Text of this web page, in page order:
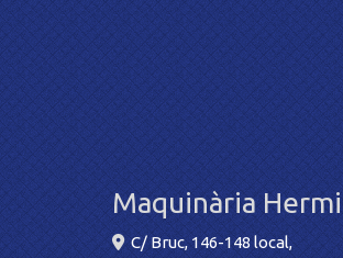
Maquinària Hermi
C/ Bruc, 146-148 local,